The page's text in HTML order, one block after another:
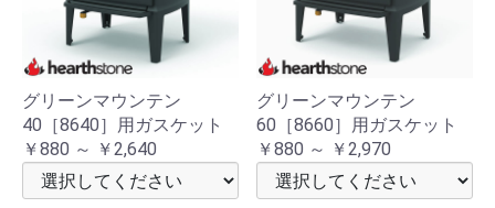
グリーンマウンテン
40［8640］用ガスケット
￥880 ～ ￥2,640
グリーンマウンテン
60［8660］用ガスケット
￥880 ～ ￥2,970